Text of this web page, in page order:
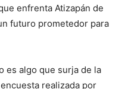
enfrenta Atizapán de
futuro prometedor para
es algo que surja de la
realizada por